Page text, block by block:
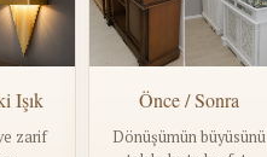
Işık
zarif
Önce / Sonra
Dönüşümün büyüsünü